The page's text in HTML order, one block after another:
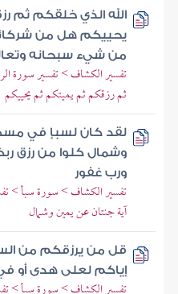
الله الذي خلقكم ثم
يحييكم هل من
من شيء سبحانه
تفسير الكشاف > تفسير سورة
ثم رزقكم ثم يميتكم ثم يحييكم
لقد كان لسبإ في
وشمال كلوا من رزق
ورب غفور
تفسير الكشاف > سورة سبأ >
آية جنتان عن يمين وشمال
قل من يرزقكم من
إياكم لعلى هدى أو